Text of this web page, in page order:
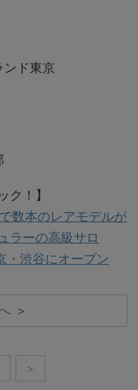
ンド東京
ク！】
数本のレアモデルが
ラーの高級サロ
・渋谷にオープン
>
>